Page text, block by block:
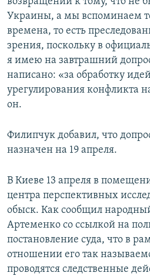
Украины, а мы вспоминаем
времена, то есть
зрения, поскольку в
я имею на завтрашний
написано: «за обработку
урегулирования конфликта
он.
Филипчук добавил, что
назначен на 19 апреля.
В Киеве 13 апреля в
центра перспективных
обыск. Как сообщил
Артеменко со ссылкой на
постановление суда, что в
отношении его так
проводятся следственные